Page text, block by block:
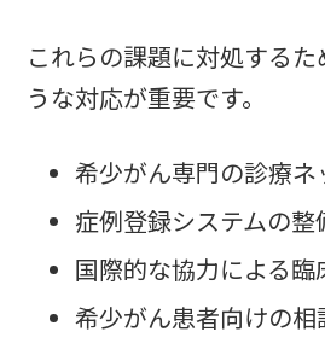
これらの課題に対処する
うな対応が重要です。
希少がん専門の診療
症例登録システムの整
国際的な協力による臨
希少がん患者向けの